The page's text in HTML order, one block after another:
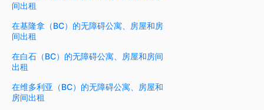
间出租
在基隆拿（BC）的无障碍公寓、房屋和房
间出租
在白石（BC）的无障碍公寓、房屋和房间
出租
在维多利亚（BC）的无障碍公寓、房屋和
房间出租